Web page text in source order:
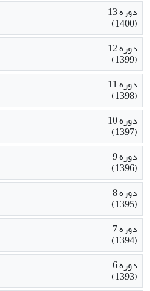
دوره 13
(1400)
دوره 12
(1399)
دوره 11
(1398)
دوره 10
(1397)
دوره 9
(1396)
دوره 8
(1395)
دوره 7
(1394)
دوره 6
(1393)